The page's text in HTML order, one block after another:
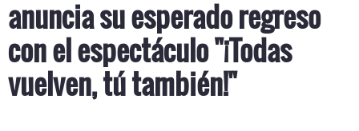
anuncia su esperado regreso
con el espectáculo "¡Todas
vuelven, tú también!"